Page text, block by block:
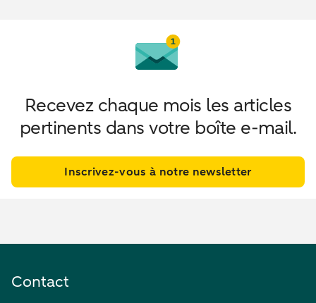
Recevez chaque mois les articles
pertinents dans votre boîte e-mail.
Inscrivez-vous à notre newsletter
Contact